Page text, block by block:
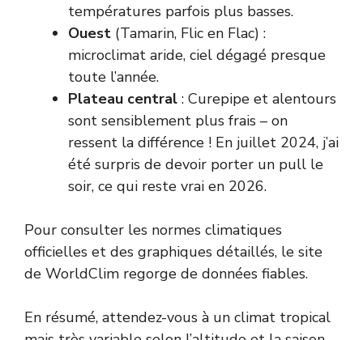
températures parfois plus basses.
Ouest (Tamarin, Flic en Flac) :
microclimat aride, ciel dégagé presque
toute l’année.
Plateau central : Curepipe et alentours
sont sensiblement plus frais – on
ressent la différence ! En juillet 2024, j’ai
été surpris de devoir porter un pull le
soir, ce qui reste vrai en 2026.
Pour consulter les normes climatiques
officielles et des graphiques détaillés, le site
de WorldClim regorge de données fiables.
En résumé, attendez-vous à un climat tropical